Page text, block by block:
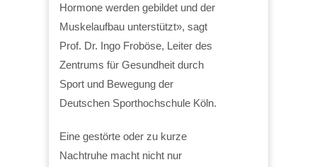
Hormone werden gebildet und der
Muskelaufbau unterstützt», sagt
Prof. Dr. Ingo Froböse, Leiter des
Zentrums für Gesundheit durch
Sport und Bewegung der
Deutschen Sporthochschule Köln.
Eine gestörte oder zu kurze
Nachtruhe macht nicht nur